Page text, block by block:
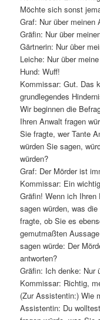
Möchte sich sonst
Graf: Nur über meinen
Gräfin: Nur über
Gärtnerin: Nur über
Leiche: Nur über
Hund: Wuff!
Kommissar: Gut. Das
grundlegendes
Wir beginnen die
Ihren Anwalt fragen
Sie fragte, wer Tante
würden Sie sagen,
würden?
Graf: Der Mörder ist
Kommissar: Ein
Gräfin! Wenn ich
sagen würden, was
fragte, ob Sie es
gemutmaßten
sagen würde: Der
antworten?
Gräfin: Ich denke: Nur
Kommissar: Richtig,
(Zur Assistentin:) Wie
Assistentin: Du